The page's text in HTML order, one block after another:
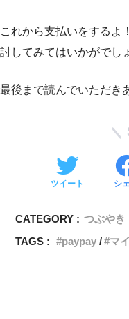
これから支払いをするよ
討してみてはいかがでし
最後まで読んでいただき
ツイート シ
CATEGORY : つぶやき
TAGS :
paypay マ